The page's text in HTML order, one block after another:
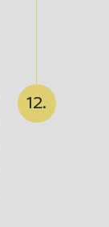
12.